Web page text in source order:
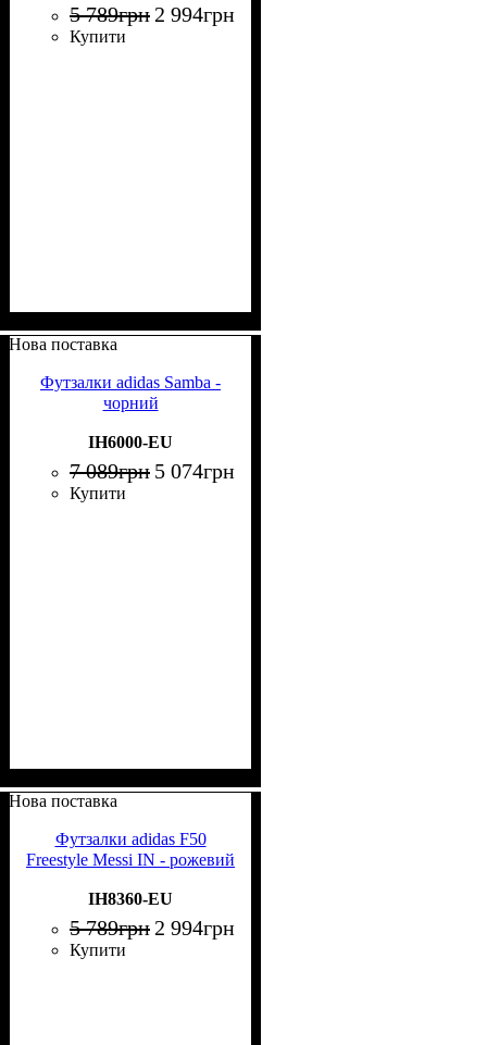
5 789грн 2 994грн
Купити
Нова поставка
Футзалки adidas Samba -
чорний
IH6000-EU
7 089грн 5 074грн
Купити
Нова поставка
Футзалки adidas F50
Freestyle Messi IN - рожевий
IH8360-EU
5 789грн 2 994грн
Купити